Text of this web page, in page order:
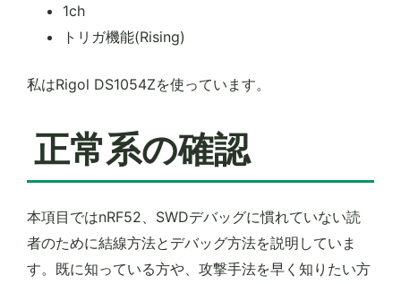
1ch
トリガ機能(Rising)
私はRigol DS1054Zを使っています。
正常系の確認
本項目ではnRF52、SWDデバッグに慣れていない読
者のために結線方法とデバッグ方法を説明していま
す。既に知っている方や、攻撃手法を早く知りたい方